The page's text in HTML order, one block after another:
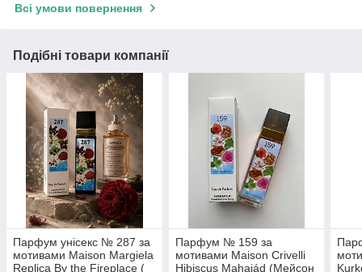
Всі умови повернення
Подібні товари компанії
Парфум унісекс № 287 за
мотивами Maison Margiela
Replica By the Fireplace (
Парфум № 159 за
мотивами Maison Crivelli
Hibiscus Mahajád (Мейсон